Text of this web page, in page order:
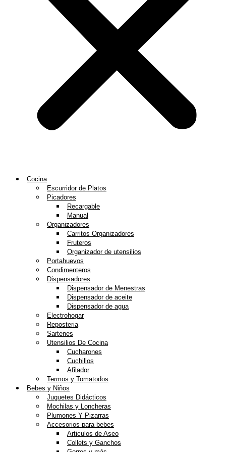
Cocina
Escurridor de Platos
Picadores
Recargable
Manual
Organizadores
Carritos Organizadores
Fruteros
Organizador de utensilios
Portahuevos
Condimenteros
Dispensadores
Dispensador de Menestras
Dispensador de aceite
Dispensador de agua
Electrohogar
Reposteria
Sartenes
Utensilios De Cocina
Cucharones
Cuchillos
Afilador
Termos y Tomatodos
Bebes y Niños
Juguetes Didácticos
Mochilas y Loncheras
Plumones Y Pizarras
Accesorios para bebes
Articulos de Aseo
Collets y Ganchos